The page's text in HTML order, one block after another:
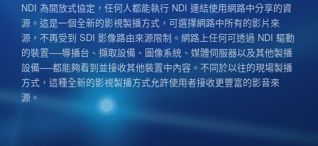
NDI 為開放式協定，任何人都能執行 NDI 連結使用網路中分享的資
源。這是一個全新的影視製播方式，可選擇網路中所有的影片來
源，不再受到 SDI 影像路由來源限制。網路上任何可透過 NDI 驅動
的裝置──導播台、擷取設備、圖像系統、媒體伺服器以及其他製播
設備──都能夠看到並接收其他裝置中內容。不同於以往的現場製播
方式，這種全新的影視製播方式允許使用者接收更豐富的影音來
源。